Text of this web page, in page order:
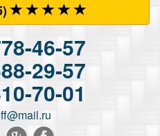
46-57
29-57
70-01